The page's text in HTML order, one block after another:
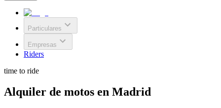
Particulares
Empresas
Riders
time to ride
Alquiler de motos en Madrid